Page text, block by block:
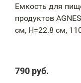
Емкость для
продуктов
см, H=22.8 см,
790 руб.